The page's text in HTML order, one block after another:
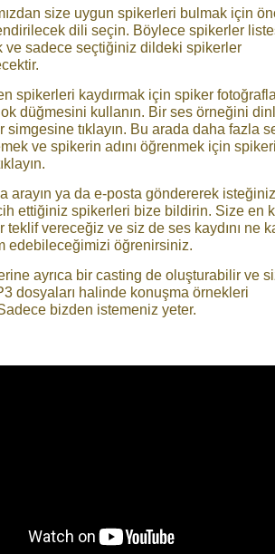
size uygun spikerleri bulmak için
dili seçin. Böylece spikerler
ve sadece seçtiğiniz dildeki spikerler
spikerleri kaydırmak için spiker
düğmesini kullanın. Bir ses örneğini
simgesine tıklayın. Bu arada daha fazla
ve spikerin adını öğrenmek için
arayın ya da e-posta göndererek
ettiğiniz spikerleri bize bildirin. Size en
teklif vereceğiz ve siz de ses kaydını ne
edebileceğimizi öğrenirsiniz.
ayrıca bir casting de oluşturabilir ve
dosyaları halinde konuşma örnekleri
bizden istemeniz yeter.